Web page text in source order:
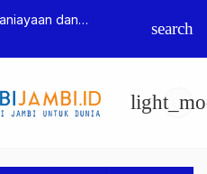
dan
Dua Tersangka
Polres
Dua
search